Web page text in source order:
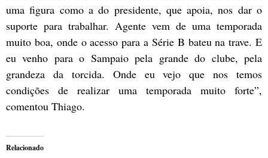
uma figura como a do presidente, que apoia, nos dar o
suporte para trabalhar. Agente vem de uma temporada
muito boa, onde o acesso para a Série B bateu na trave. E
eu venho para o Sampaio pela grande do clube, pela
grandeza da torcida. Onde eu vejo que nos temos
condições de realizar uma temporada muito forte”,
comentou Thiago.
Relacionado